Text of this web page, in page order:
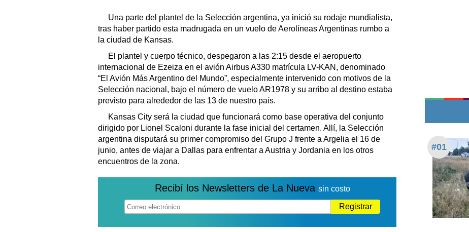
Datos Útiles
Fúnebres
Teléfonos de urgencia
Una parte del plantel de la Selección argentina, ya inició su rodaje mundialista,
tras haber partido esta madrugada en un vuelo de Aerolíneas Argentinas rumbo a
la ciudad de Kansas.
El plantel y cuerpo técnico, despegaron a las 2:15 desde el aeropuerto
internacional de Ezeiza en el avión Airbus A330 matrícula LV-KAN, denominado
“El Avión Más Argentino del Mundo”, especialmente intervenido con motivos de la
Selección nacional, bajo el número de vuelo AR1978 y su arribo al destino estaba
previsto para alrededor de las 13 de nuestro país.
Kansas City será la ciudad que funcionará como base operativa del conjunto
dirigido por Lionel Scaloni durante la fase inicial del certamen. Allí, la Selección
argentina disputará su primer compromiso del Grupo J frente a Argelia el 16 de
junio, antes de viajar a Dallas para enfrentar a Austria y Jordania en los otros
encuentros de la zona.
Recibí los Newsletters de La Nueva sin costo
Registrar
#01